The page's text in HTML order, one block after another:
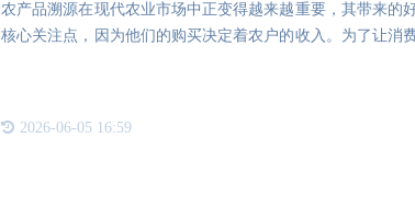
农产品溯源在现代农业市场中正变得越来越重要，其带来的
核心关注点，因为他们的购买决定着农户的收入。为了让消
2026-06-05 16:59